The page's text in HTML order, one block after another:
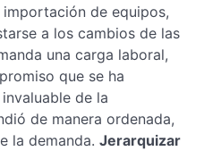
de equipos,
a los cambios de las
una carga laboral,
que se ha
de la
de manera ordenada,
la demanda. Jerarquizar